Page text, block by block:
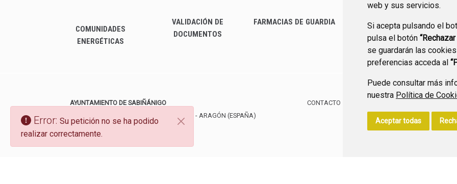
web y sus servicios.
Si acepta pulsando el
pulsa el botón
se guardarán las
preferencias acceda al
Puede consultar más
nuestra Política de
Aceptar todas
COMUNIDADES
ENERGÉTICAS
VALIDACIÓN DE
DOCUMENTOS
FARMACIAS DE GUARDIA
CANAL YOUTUBE
AYUNTAMIENTO DE SABIÑÁNIGO
- ARAGÓN (ESPAÑA)
974484201
registro@aytosabi.es
CONTACTO
Error: Su petición no se ha podido
realizar correctamente.